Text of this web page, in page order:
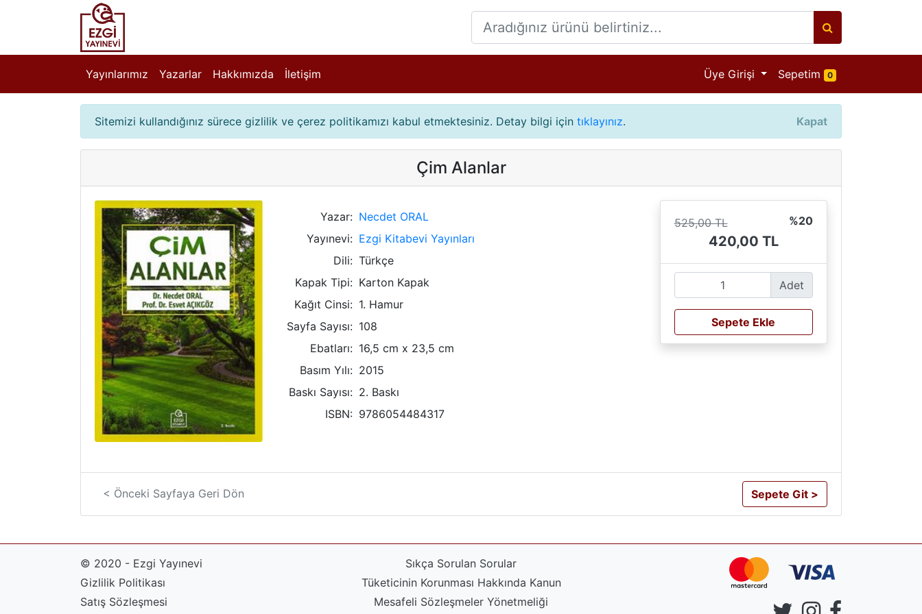
Sepetim 0 Ürün adeti
Üye Girişi
Yayınlarımız Yazarlar Hakkımızda İletişim
Sitemizi kullandığınız sürece gizlilik ve çerez politikamızı kabul etmektesiniz. Detay bilgi için tıklayınız. Kapat
Çim Alanlar
Yazar: Necdet ORAL
Yayınevi: Ezgi Kitabevi Yayınları
Dili: Türkçe
Kapak Tipi: Karton Kapak
Kağıt Cinsi: 1. Hamur
Sayfa Sayısı: 108
Ebatları: 16,5 cm x 23,5 cm
Basım Yılı: 2015
Baskı Sayısı: 2. Baskı
ISBN: 9786054484317
525,00 TL %20
420,00 TL
Adet
Sepete Ekle
< Önceki Sayfaya Geri Dön Sepete Git >
© 2020 - Ezgi Yayınevi
Gizlilik Politikası
Satış Sözleşmesi
Sıkça Sorulan Sorular
Tüketicinin Korunması Hakkında Kanun
Mesafeli Sözleşmeler Yönetmeliği